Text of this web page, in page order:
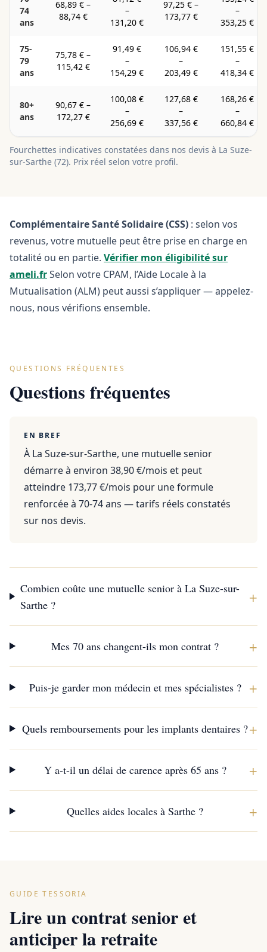
74
ans
68,89 € –
88,74 €
–
131,20 €
97,25 € –
173,77 €
–
353,25 €
75-
79
ans
75,78 € –
115,42 €
91,49 €
–
154,29 €
106,94 €
–
203,49 €
151,55 €
–
418,34 €
80+
ans
90,67 € –
172,27 €
100,08 €
–
256,69 €
127,68 €
–
337,56 €
168,26 €
–
660,84 €
Fourchettes indicatives constatées dans nos devis à La Suze-
sur-Sarthe (72). Prix réel selon votre profil.
Complémentaire Santé Solidaire (CSS) : selon vos
revenus, votre mutuelle peut être prise en charge en
totalité ou en partie. Vérifier mon éligibilité sur
ameli.frSelon votre CPAM, l’Aide Locale à la
Mutualisation (ALM) peut aussi s’appliquer — appelez-
nous, nous vérifions ensemble.
QUESTIONS FRÉQUENTES
Questions fréquentes
EN BREF
À La Suze-sur-Sarthe, une mutuelle senior
démarre à environ 38,90 €/mois et peut
atteindre 173,77 €/mois pour une formule
renforcée à 70-74 ans — tarifs réels constatés
sur nos devis.
Combien coûte une mutuelle senior à La Suze-sur-
Sarthe ?
+
Mes 70 ans changent-ils mon contrat ? +
Puis-je garder mon médecin et mes spécialistes ? +
Quels remboursements pour les implants dentaires ?+
Y a-t-il un délai de carence après 65 ans ? +
Quelles aides locales à Sarthe ? +
GUIDE TESSORIA
Lire un contrat senior et
anticiper la retraite